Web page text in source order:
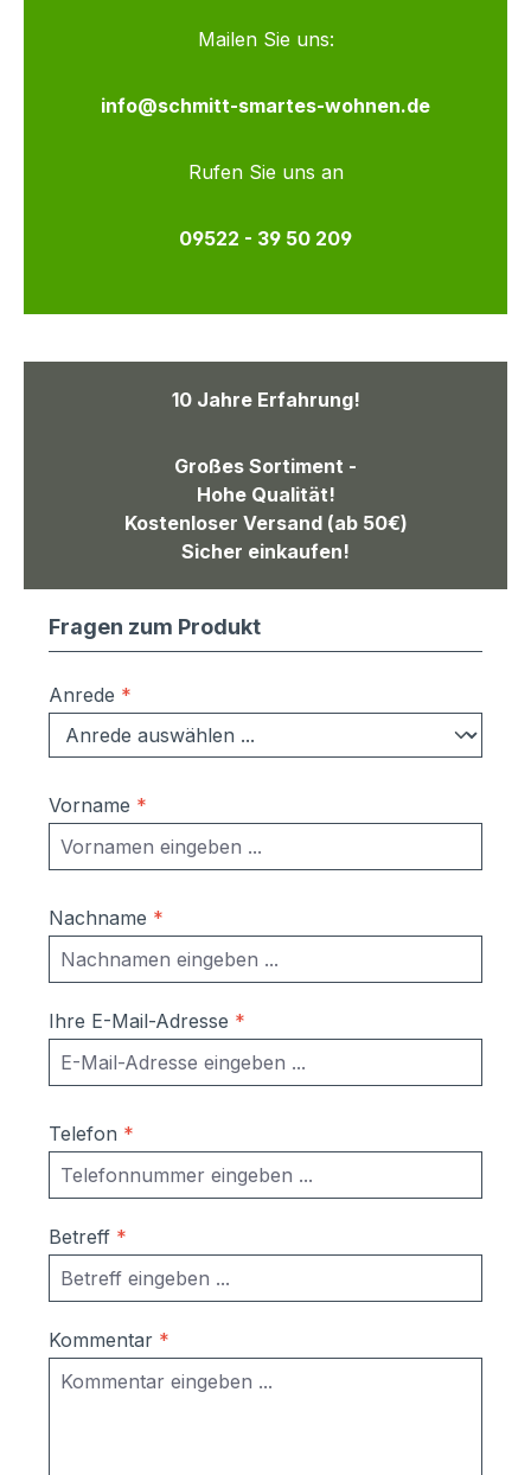
Mailen Sie uns:
info@schmitt-smartes-wohnen.de
Rufen Sie uns an
09522 - 39 50 209
10 Jahre Erfahrung!
Großes Sortiment -
Hohe Qualität!
Kostenloser Versand (ab 50€)
Sicher einkaufen!
Fragen zum Produkt
Anrede *
Vorname *
Nachname *
Ihre E-Mail-Adresse *
Telefon *
Betreff *
Kommentar *